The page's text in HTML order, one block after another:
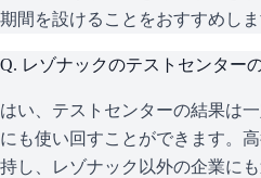
期間を設けることをおすすめしま
Q. レゾナックのテストセンター
はい、テストセンターの結果は
にも使い回すことができます。
持し、レゾナック以外の企業に